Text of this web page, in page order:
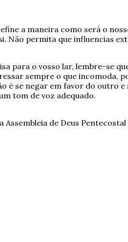
a maneira como será o
Não permita que influencias
para o vosso lar, lembre-se
sempre o que incomoda,
se negar em favor do outro e
tom de voz adequado.
de Deus